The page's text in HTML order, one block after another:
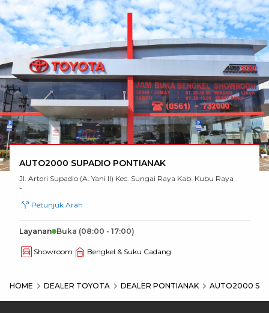
AUTO2000 SUPADIO PONTIANAK
Jl. Arteri Supadio (A. Yani II) Kec. Sungai Raya Kab. Kubu Raya
-
Petunjuk Arah
Layanan Buka (08:00 - 17:00)
Showroom Bengkel & Suku Cadang
HOME DEALER TOYOTA DEALER PONTIANAK AUTO2000